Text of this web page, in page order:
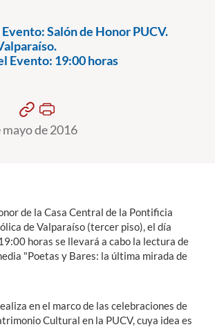
Evento:Salón de Honor PUCV.
Evento: 19:00 horas
mayo de 2016
de la Casa Central de la Pontificia
de Valparaíso (tercer piso), el día
horas se llevará a cabo la lectura de
"Poetas y Bares: la última mirada de
en el marco de las celebraciones de
Cultural en la PUCV, cuya idea es